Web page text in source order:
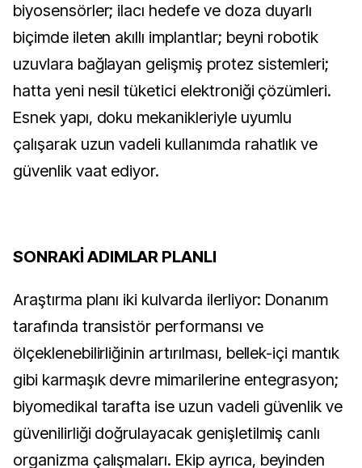
biyosensörler; ilacı hedefe ve doza duyarlı
biçimde ileten akıllı implantlar; beyni robotik
uzuvlara bağlayan gelişmiş protez sistemleri;
hatta yeni nesil tüketici elektroniği çözümleri.
Esnek yapı, doku mekanikleriyle uyumlu
çalışarak uzun vadeli kullanımda rahatlık ve
güvenlik vaat ediyor.
SONRAKİ ADIMLAR PLANLI
Araştırma planı iki kulvarda ilerliyor: Donanım
tarafında transistör performansı ve
ölçeklenebilirliğinin artırılması, bellek-içi mantık
gibi karmaşık devre mimarilerine entegrasyon;
biyomedikal tarafta ise uzun vadeli güvenlik ve
güvenilirliği doğrulayacak genişletilmiş canlı
organizma çalışmaları. Ekip ayrıca, beyinden